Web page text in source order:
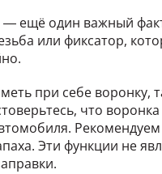
ещё один важный
или фиксатор,
при себе воронку,
что
Эти функции не